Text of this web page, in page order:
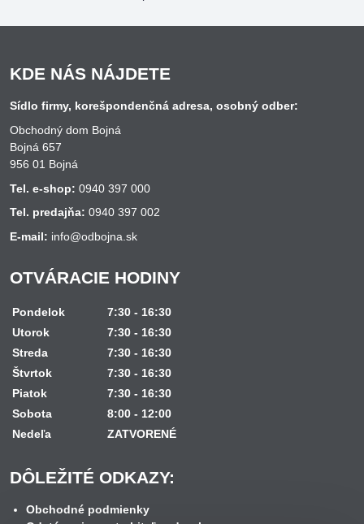
KDE NÁS NÁJDETE
Sídlo firmy, korešpondenčná adresa, osobný odber:
Obchodný dom Bojná
Bojná 657
956 01 Bojná
Tel. e-shop: 0940 397 000
Tel. predajňa: 0940 397 002
E-mail: info@odbojna.sk
OTVÁRACIE HODINY
Pondelok
7:30 - 16:30
Utorok
7:30 - 16:30
Streda
7:30 - 16:30
Štvrtok
7:30 - 16:30
Piatok
7:30 - 16:30
Sobota
8:00 - 12:00
Nedeľa
ZATVORENÉ
DÔLEŽITÉ ODKAZY:
Obchodné podmienky